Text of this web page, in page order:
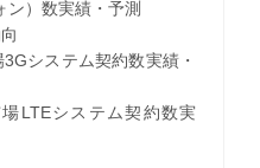
ン）数実績・予測
ステム契約数実績・
システム契約数実